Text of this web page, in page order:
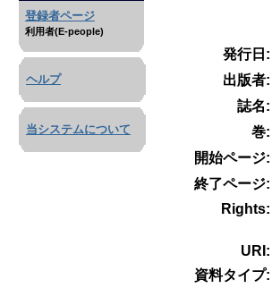
登録者ページ
利用者(E-people)
ヘルプ
当システムについて
発行日:
出版者:
誌名:
巻:
開始ページ:
終了ページ:
Rights:
URI:
資料タイプ: